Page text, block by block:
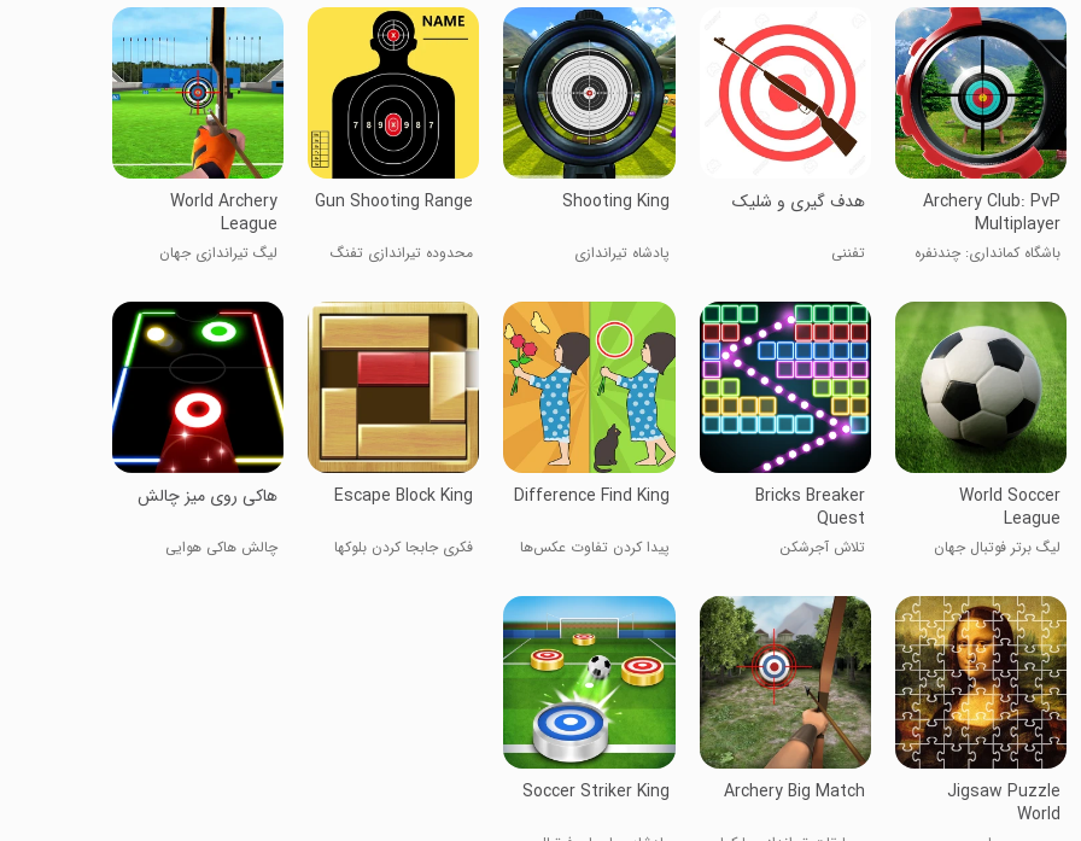
Archery Club: PvP
Multiplayer
باشگاه کمانداری: چندنفره
هدف گیری و شلیک
تفننی
Shooting King
پادشاه تیراندازی
Gun Shooting Range
محدوده تیراندازی تفنگ
World Archery
League
لیگ تیراندازی جهان
World Soccer
League
لیگ برتر فوتبال جهان
Bricks Breaker
Quest
تلاش آجرشکن
Difference Find King
پیدا کردن تفاوت عکس‌ها
Escape Block King
فکری جابجا کردن بلوکها
هاکی روی میز چالش
چالش هاکی هوایی
Jigsaw Puzzle
World
Archery Big Match
Soccer Striker King